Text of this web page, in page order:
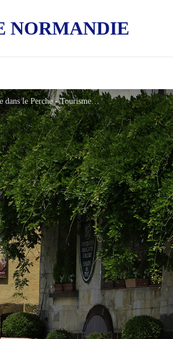
NORMANDIE
Village de la Perrière dans le Perche - Tourisme 61